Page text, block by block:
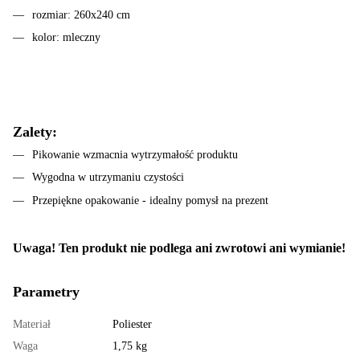
rozmiar: 260x240 cm
kolor: mleczny
​​​​Zalety:
Pikowanie wzmacnia wytrzymałość produktu
Wygodna w utrzymaniu czystości
Przepiękne opakowanie - idealny pomysł na prezent
Uwaga! Ten produkt nie podlega ani zwrotowi ani wymianie!
Parametry
Materiał
Poliester
Waga
1,75 kg